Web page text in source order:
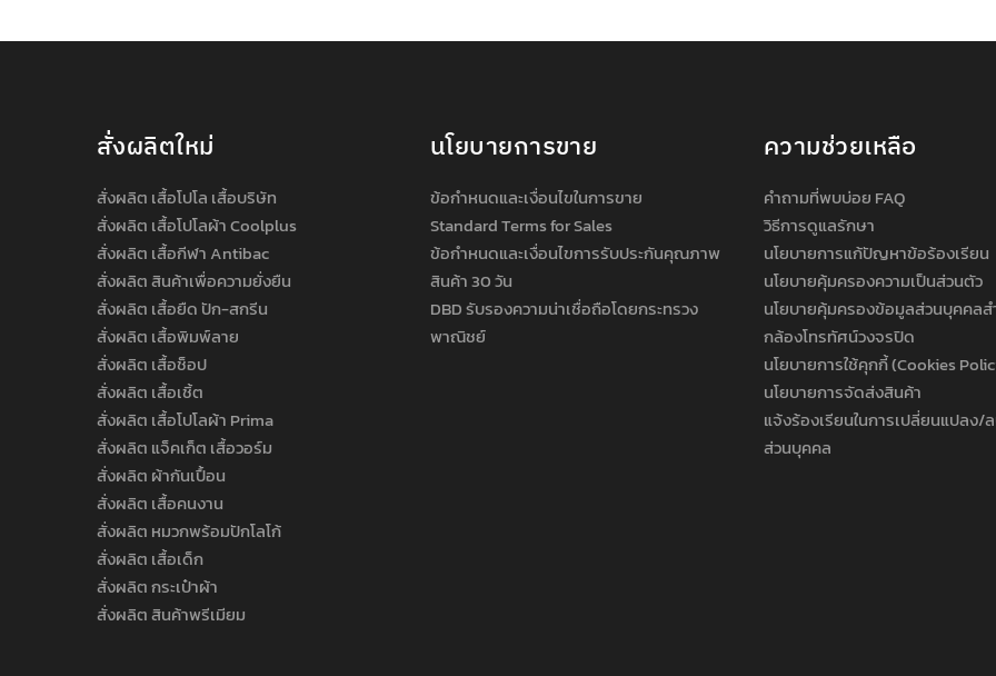
สั่งผลิตใหม่
สั่งผลิต เสื้อโปโล เสื้อบริษัท
สั่งผลิต เสื้อโปโลผ้า Coolplus
สั่งผลิต เสื้อกีฬา Antibac
สั่งผลิต สินค้าเพื่อความยั่งยืน
สั่งผลิต เสื้อยืด ปัก-สกรีน
สั่งผลิต เสื้อพิมพ์ลาย
สั่งผลิต เสื้อช็อป
สั่งผลิต เสื้อเชิ้ต
สั่งผลิต เสื้อโปโลผ้า Prima
สั่งผลิต แจ็คเก็ต เสื้อวอร์ม
สั่งผลิต ผ้ากันเปื้อน
สั่งผลิต เสื้อคนงาน
สั่งผลิต หมวกพร้อมปักโลโก้
สั่งผลิต เสื้อเด็ก
สั่งผลิต กระเป๋าผ้า
สั่งผลิต สินค้าพรีเมียม
นโยบายการขาย
ข้อกำหนดและเงื่อนไขในการขาย
Standard Terms for Sales
ข้อกำหนดและเงื่อนไขการรับประกันคุณภาพ
สินค้า 30 วัน
DBD รับรองความน่าเชื่อถือโดยกระทรวง
พาณิชย์
ความช่วยเหลือ
คำถามที่พบบ่อย FAQ
วิธีการดูแลรักษา
นโยบายการแก้ปัญหาข้อร้องเรียน
นโยบายคุ้มครองความเป็นส่วนตัว
นโยบายคุ้มครองข้อมูลส่วนบุคคล
กล้องโทรทัศน์วงจรปิด
นโยบายการใช้คุกกี้ (Cookies
นโยบายการจัดส่งสินค้า
แจ้งร้องเรียนในการเปลี่ยนแปลง/
ส่วนบุคคล